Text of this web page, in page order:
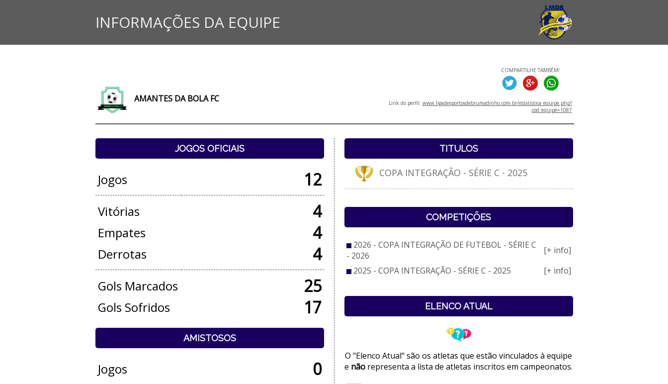
INFORMAÇÕES DA EQUIPE
AMANTES DA BOLA FC
COMPARTILHE TAMBÉM!
Link do perfil: www.ligadesportosdebrumadinho.com.br/estatistica_equipe.php?
cod_equipe=1087
JOGOS OFICIAIS
Jogos 12
Vitórias 4
Empates 4
Derrotas 4
Gols Marcados 25
Gols Sofridos 17
AMISTOSOS
Jogos 0
TITULOS
COPA INTEGRAÇÃO - SÉRIE C - 2025
COMPETIÇÕES
2026 - COPA INTEGRAÇÃO DE FUTEBOL - SÉRIE C
- 2026
[+ info]
2025 - COPA INTEGRAÇÃO - SÉRIE C - 2025
[+ info]
ELENCO ATUAL
O "Elenco Atual" são os atletas que estão vinculados à equipe
e não representa a lista de atletas inscritos em campeonatos.